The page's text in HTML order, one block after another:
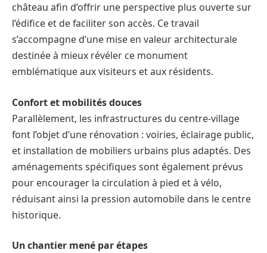
château afin d’offrir une perspective plus ouverte sur
l’édifice et de faciliter son accès. Ce travail
s’accompagne d’une mise en valeur architecturale
destinée à mieux révéler ce monument
emblématique aux visiteurs et aux résidents.
Confort et mobilités douces
Parallèlement, les infrastructures du centre-village
font l’objet d’une rénovation : voiries, éclairage public,
et installation de mobiliers urbains plus adaptés. Des
aménagements spécifiques sont également prévus
pour encourager la circulation à pied et à vélo,
réduisant ainsi la pression automobile dans le centre
historique.
Un chantier mené par étapes